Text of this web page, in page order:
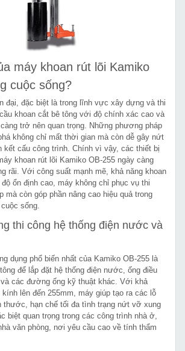
máy khoan rút lõi Kamiko
cuộc sống?
đại, đặc biệt là trong lĩnh vực xây dựng và thi
khoan cắt bê tông với độ chính xác cao và
trở nên quan trọng. Những phương pháp
không chỉ mất thời gian mà còn dễ gây nứt
kết cấu công trình. Chính vì vậy, các thiết bị
khoan rút lõi Kamiko OB-255 ngày càng
rãi. Với công suất mạnh mẽ, khả năng khoan
ổn định cao, máy không chỉ phục vụ thi
mà còn góp phần nâng cao hiệu quả trong
sống.
thi công hệ thống điện nước và
dụng phổ biến nhất của Kamiko OB-255 là
để lắp đặt hệ thống điện nước, ống điều
và các đường ống kỹ thuật khác. Với khả
lên đến 255mm, máy giúp tạo ra các lỗ
thước, hạn chế tối đa tình trạng nứt vỡ xung
biệt quan trọng trong các công trình nhà ở,
văn phòng, nơi yêu cầu cao về tính thẩm